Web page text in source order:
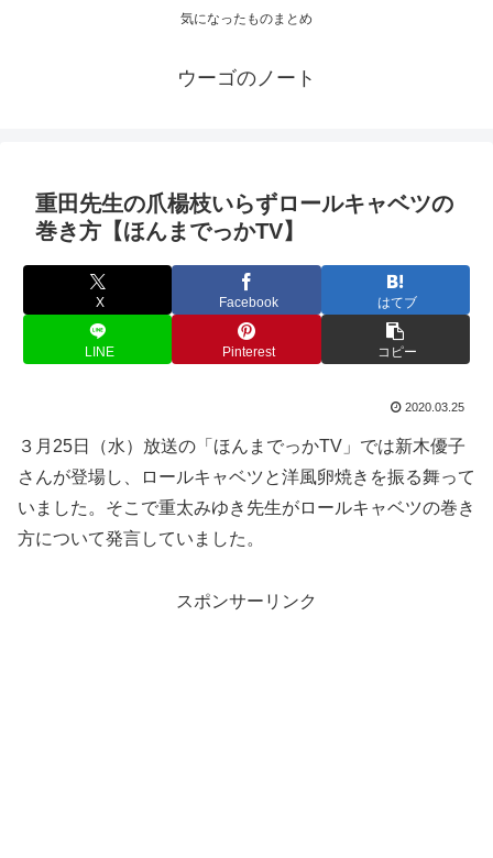
気になったものまとめ
ウーゴのノート
重田先生の爪楊枝いらずロールキャベツの
巻き方【ほんまでっかTV】
X Facebook はてブ
LINE Pinterest コピー
2020.03.25
３月25日（水）放送の「ほんまでっかTV」では新木優子
さんが登場し、ロールキャベツと洋風卵焼きを振る舞って
いました。そこで重太みゆき先生がロールキャベツの巻き
方について発言していました。
スポンサーリンク